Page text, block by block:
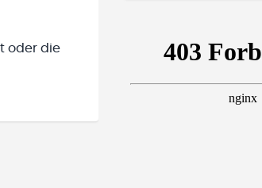
oder die